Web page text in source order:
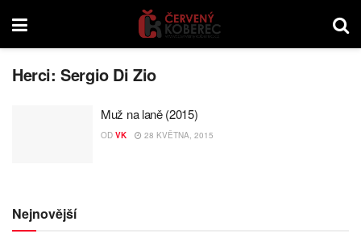
Herci:Sergio Di Zio
Muž na laně (2015)
OD VK 28 KVĚTNA, 2015
Nejnovější